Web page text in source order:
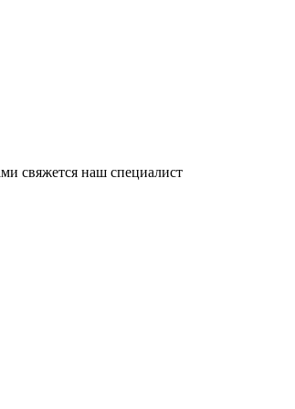
свяжется наш специалист